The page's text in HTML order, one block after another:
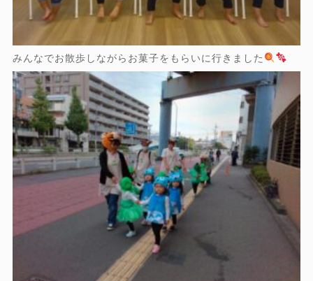
みんなでお散歩しながらお菓子をもらいに行きました